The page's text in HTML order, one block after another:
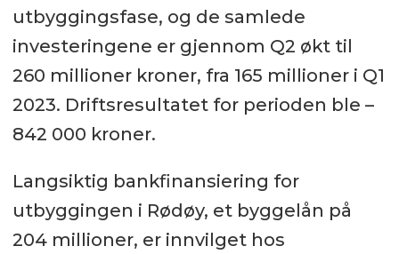
utbyggingsfase, og de samlede
investeringene er gjennom Q2 økt til
260 millioner kroner, fra 165 millioner i Q1
2023. Driftsresultatet for perioden ble –
842 000 kroner.
Langsiktig bankfinansiering for
utbyggingen i Rødøy, et byggelån på
204 millioner, er innvilget hos